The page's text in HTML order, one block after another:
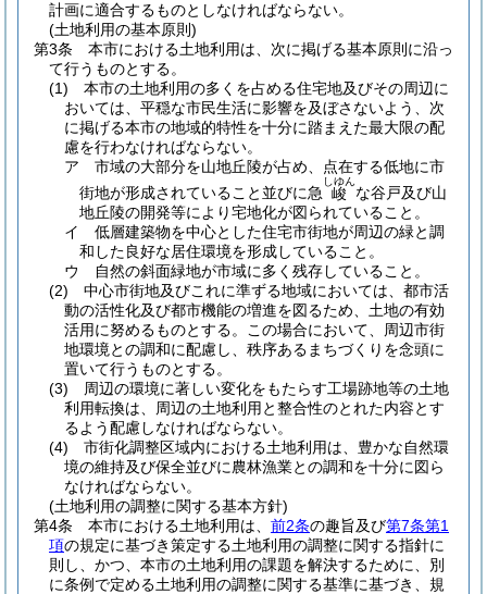
計画に適合するものとしなければならない。
(土地利用の基本原則)
第3条
本市における土地利用は、次に掲げる基本原則に沿っ
て行うものとする。
(1)
本市の土地利用の多くを占める住宅地及びその周辺に
おいては、平穏な市民生活に影響を及ぼさないよう、次
に掲げる本市の地域的特性を十分に踏まえた最大限の配
慮を行わなければならない。
ア
市域の大部分を山地丘陵が占め、点在する低地に市
街地が形成されていること並びに急
峻
しゆん
な谷戸及び山
地丘陵の開発等により宅地化が図られていること。
イ
低層建築物を中心とした住宅市街地が周辺の緑と調
和した良好な居住環境を形成していること。
ウ
自然の斜面緑地が市域に多く残存していること。
(2)
中心市街地及びこれに準ずる地域においては、都市活
動の活性化及び都市機能の増進を図るため、土地の有効
活用に努めるものとする。
この場合において、周辺市街
地環境との調和に配慮し、秩序あるまちづくりを念頭に
置いて行うものとする。
(3)
周辺の環境に著しい変化をもたらす工場跡地等の土地
利用転換は、周辺の土地利用と整合性のとれた内容とす
るよう配慮しなければならない。
(4)
市街化調整区域内における土地利用は、豊かな自然環
境の維持及び保全並びに農林漁業との調和を十分に図ら
なければならない。
(土地利用の調整に関する基本方針)
第4条
本市における土地利用は、 前2条の趣旨及び第7条第1
項の規定に基づき策定する土地利用の調整に関する指針に
則し、かつ、本市の土地利用の課題を解決するために、別
に条例で定める土地利用の調整に関する基準に基づき、規